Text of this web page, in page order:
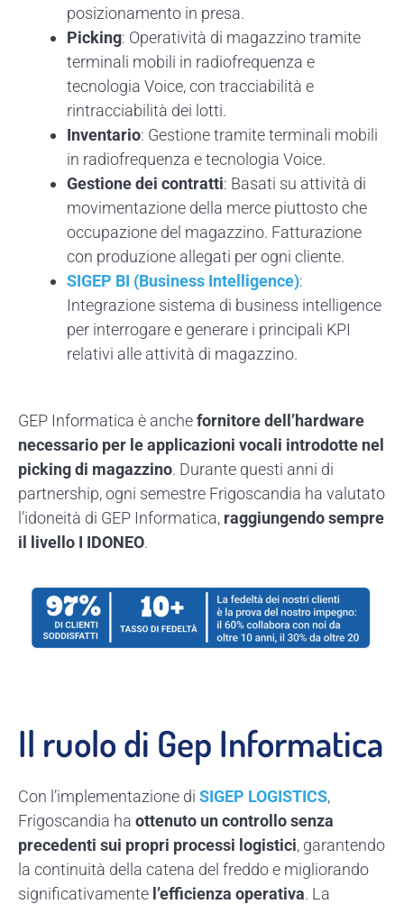
posizionamento in presa.
Picking: Operatività di magazzino tramite
terminali mobili in radiofrequenza e
tecnologia Voice, con tracciabilità e
rintracciabilità dei lotti.
Inventario: Gestione tramite terminali mobili
in radiofrequenza e tecnologia Voice.
Gestione dei contratti: Basati su attività di
movimentazione della merce piuttosto che
occupazione del magazzino. Fatturazione
con produzione allegati per ogni cliente.
SIGEP BI (Business Intelligence):
Integrazione sistema di business intelligence
per interrogare e generare i principali KPI
relativi alle attività di magazzino.
GEP Informatica è anchefornitore dell’hardware
necessario per le applicazioni vocali introdotte nel
picking di magazzino. Durante questi anni di
partnership, ogni semestre Frigoscandia ha valutato
l’idoneità di GEP Informatica, raggiungendo sempre
il livello I IDONEO.
Il ruolo di Gep Informatica
Con l’implementazione di SIGEP LOGISTICS,
Frigoscandia ha ottenuto un controllo senza
precedenti sui propri processi logistici, garantendo
la continuità della catena del freddo e migliorando
significativamente l’efficienza operativa. La